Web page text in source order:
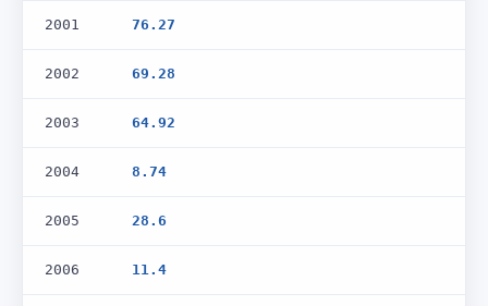
2001 76.27
2002 69.28
2003 64.92
2004 8.74
2005 28.6
2006 11.4